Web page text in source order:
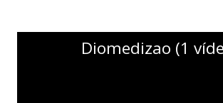
Diomedizao (1